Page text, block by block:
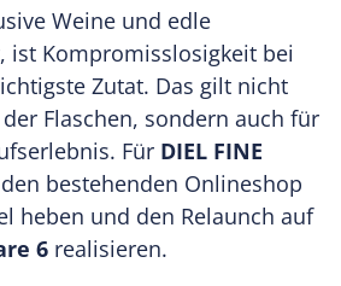
Weine und edle
ist Kompromisslosigkeit bei
Zutat. Das gilt nicht
Flaschen, sondern auch für
Für DIEL FINE
bestehenden Onlineshop
heben und den Relaunch auf
6 realisieren.